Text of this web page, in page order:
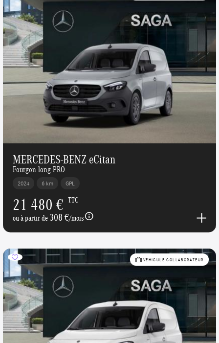
MERCEDES-BENZ eCitan
Fourgon long PRO
2024 6 km GPL
21 480 € TTC
ou à partir de308 €/mois
VÉHICULE COLLABORATEUR